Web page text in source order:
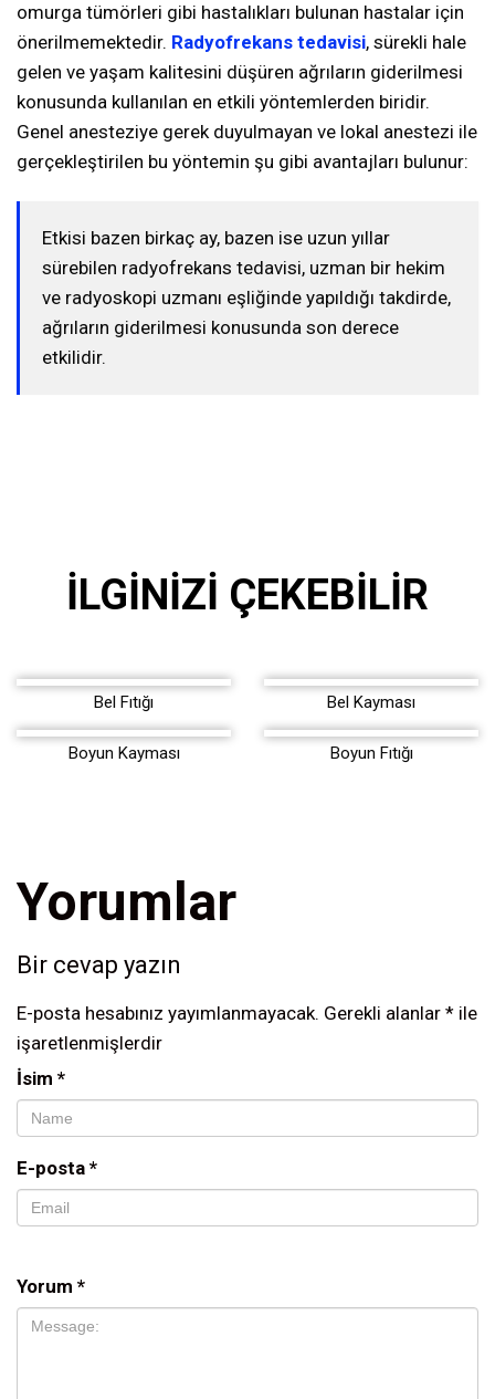
omurga tümörleri gibi hastalıkları bulunan hastalar için
önerilmemektedir. Radyofrekans tedavisi, sürekli hale
gelen ve yaşam kalitesini düşüren ağrıların giderilmesi
konusunda kullanılan en etkili yöntemlerden biridir.
Genel anesteziye gerek duyulmayan ve lokal anestezi ile
gerçekleştirilen bu yöntemin şu gibi avantajları bulunur:
Etkisi bazen birkaç ay, bazen ise uzun yıllar
sürebilen radyofrekans tedavisi, uzman bir hekim
ve radyoskopi uzmanı eşliğinde yapıldığı takdirde,
ağrıların giderilmesi konusunda son derece
etkilidir.
İLGINIZI ÇEKEBILIR
Bel Fıtığı Bel Kayması
Boyun Kayması Boyun Fıtığı
Yorumlar
Bir cevap yazın
E-posta hesabınız yayımlanmayacak. Gerekli alanlar * ile
işaretlenmişlerdir
Yorum *
İsim *
E-posta *